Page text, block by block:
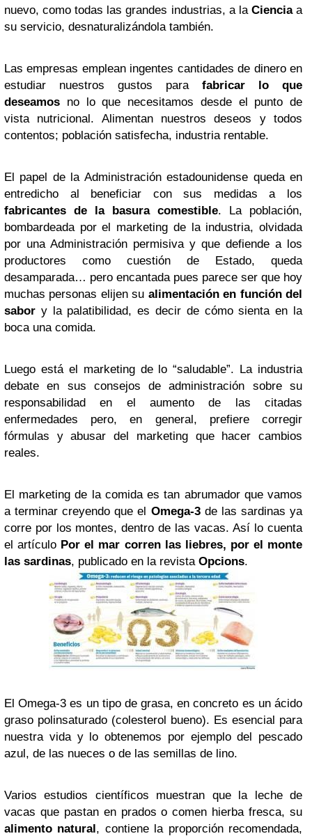
nuevo, como todas las grandes industrias, a la Cienciaa
su servicio, desnaturalizándola también.
Las empresas emplean ingentes cantidades de dinero en
estudiar nuestros gustos para fabricar lo que
deseamos no lo que necesitamos desde el punto de
vista nutricional. Alimentan nuestros deseos y todos
contentos; población satisfecha, industria rentable.
El papel de la Administración estadounidense queda en
entredicho al beneficiar con sus medidas a los
fabricantes de la basura comestible. La población,
bombardeada por el marketing de la industria, olvidada
por una Administración permisiva y que defiende a los
productores como cuestión de Estado, queda
desamparada… pero encantada pues parece ser que hoy
muchas personas elijen su alimentación en función del
sabor y la palatibilidad, es decir de cómo sienta en la
boca una comida.
Luego está el marketing de lo “saludable”. La industria
debate en sus consejos de administración sobre su
responsabilidad en el aumento de las citadas
enfermedades pero, en general, prefiere corregir
fórmulas y abusar del marketing que hacer cambios
reales.
El marketing de la comida es tan abrumador que vamos
a terminar creyendo que el Omega-3de las sardinas ya
corre por los montes, dentro de las vacas. Así lo cuenta
el artículo Por el mar corren las liebres, por el monte
las sardinas, publicado en la revista Opcions.
El Omega-3 es un tipo de grasa, en concreto es un ácido
graso polinsaturado (colesterol bueno). Es esencial para
nuestra vida y lo obtenemos por ejemplo del pescado
azul, de las nueces o de las semillas de lino.
Varios estudios científicos muestran que la leche de
vacas que pastan en prados o comen hierba fresca, su
alimento natural, contiene la proporción recomendada,